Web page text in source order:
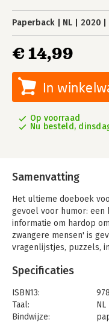
Paperback NL 2020
€ 14,99
In
Op voorraad
Nu besteld,
Samenvatting
Het ultieme doeboek
gevoel voor humor: een
informatie om hardop
zwangere mensen' is
vragenlijstjes, puzzels,
daadwerkelijk inhoudt.
De puzzels en grappige
trimesters: vanaf het
tot het 'slapeloze-
Specificaties
ISBN13:
Taal:
NL
Bindwijze: